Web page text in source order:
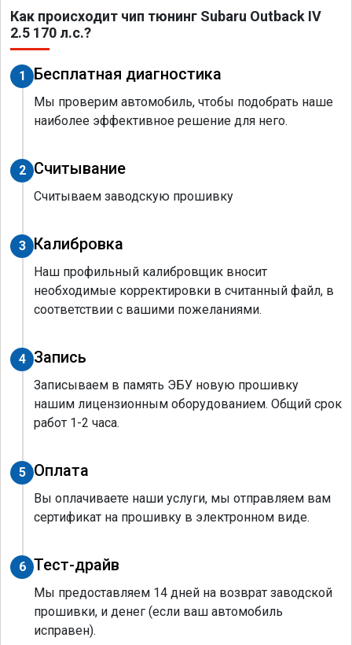
Как происходит чип тюнинг Subaru Outback IV
2.5 170 л.с.?
1 Бесплатная диагностика
Мы проверим автомобиль, чтобы подобрать наше
наиболее эффективное решение для него.
2 Считывание
Считываем заводскую прошивку
3 Калибровка
Наш профильный калибровщик вносит
необходимые корректировки в считанный файл, в
соответствии с вашими пожеланиями.
4 Запись
Записываем в память ЭБУ новую прошивку
нашим лицензионным оборудованием. Общий срок
работ 1-2 часа.
5 Оплата
Вы оплачиваете наши услуги, мы отправляем вам
сертификат на прошивку в электронном виде.
6 Тест-драйв
Мы предоставляем 14 дней на возврат заводской
прошивки, и денег (если ваш автомобиль
исправен).